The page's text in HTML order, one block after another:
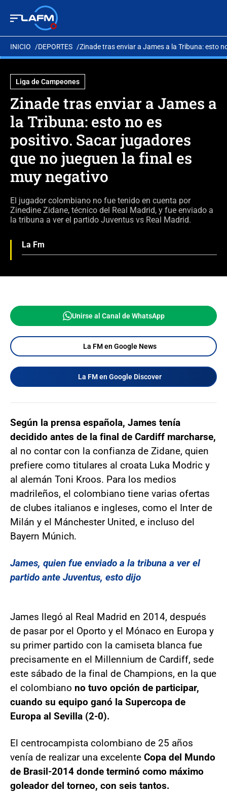
INICIO DEPORTES Zinade tras enviar a James a la Tribuna: esto
Liga de Campeones
Zinade tras enviar a James a
la Tribuna: esto no es
positivo. Sacar jugadores
que no jueguen la final es
muy negativo
El jugador colombiano no fue tenido en cuenta por
Zinedine Zidane, técnico del Real Madrid, y fue enviado a
la tribuna a ver el partido Juventus vs Real Madrid.
La Fm
Unirse al Canal de WhatsApp
La FM en Google News
La FM en Google Discover
Según la prensa española, James tenía
decidido antes de la final de Cardiff marcharse,
al no contar con la confianza de Zidane, quien
prefiere como titulares al croata Luka Modric y
al alemán Toni Kroos. Para los medios
madrileños, el colombiano tiene varias ofertas
de clubes italianos e ingleses, como el Inter de
Milán y el Mánchester United, e incluso del
Bayern Múnich.
James, quien fue enviado a la tribuna a ver el
partido ante Juventus, esto dijo
James llegó al Real Madrid en 2014, después
de pasar por el Oporto y el Mónaco en Europa y
su primer partido con la camiseta blanca fue
precisamente en el Millennium de Cardiff, sede
este sábado de la final de Champions, en la que
el colombiano no tuvo opción de participar,
cuando su equipo ganó la Supercopa de
Europa al Sevilla (2-0).
El centrocampista colombiano de 25 años
venía de realizar una excelente Copa del Mundo
de Brasil-2014 donde terminó como máximo
goleador del torneo, con seis tantos.